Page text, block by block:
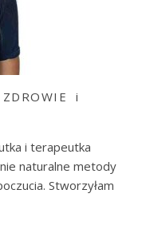
ZDROWIE i
i terapeutka
naturalne metody
Stworzyłam